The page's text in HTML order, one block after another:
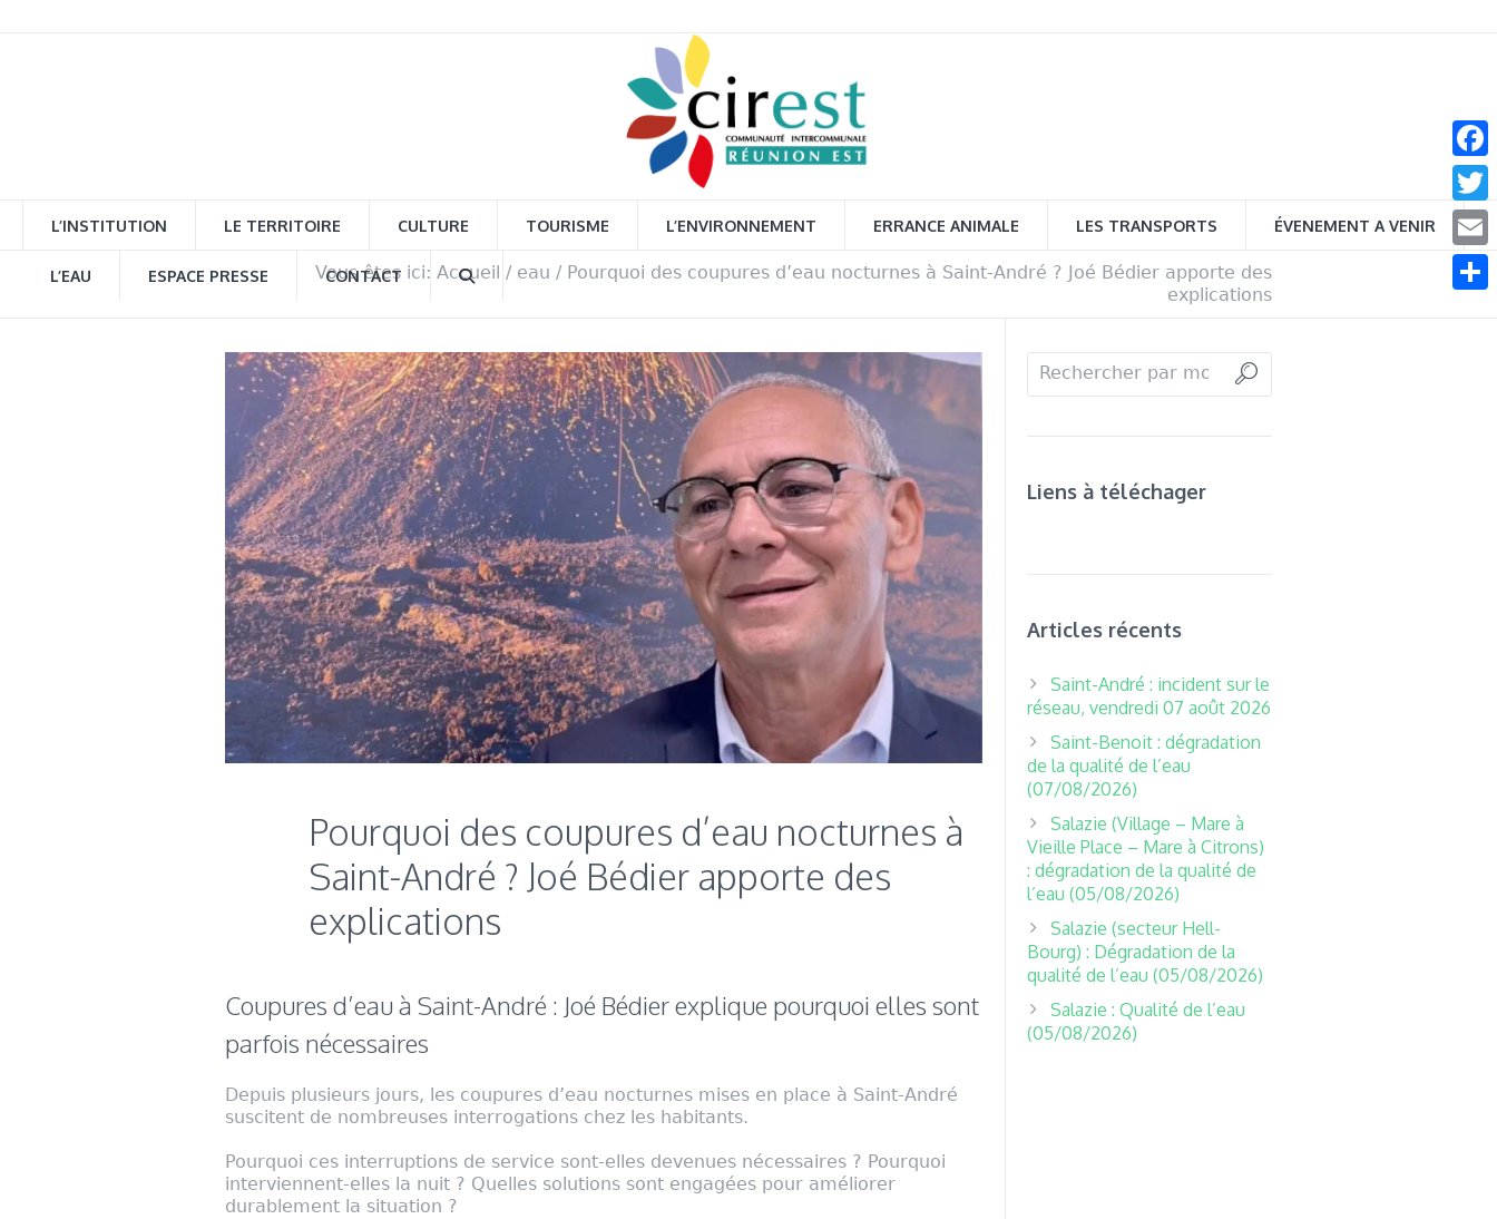
L’INSTITUTION LE TERRITOIRE CULTURE TOURISME L’ENVIRONNEMENT ERRANCE ANIMALE LES TRANSPORTS ÉVENEMENT A VENIR
L’EAU ESPACE PRESSE CONTACT
Vous êtes ici: Accueil / eau / Pourquoi des coupures d’eau nocturnes à Saint-André ? Joé Bédier apporte des
explications
Pourquoi des coupures d’eau nocturnes à
Saint-André ? Joé Bédier apporte des
explications
Coupures d’eau à Saint-André : Joé Bédier explique pourquoi elles sont
parfois nécessaires
Depuis plusieurs jours, les coupures d’eau nocturnes mises en place à Saint-André
suscitent de nombreuses interrogations chez les habitants.
Pourquoi ces interruptions de service sont-elles devenues nécessaires ? Pourquoi
interviennent-elles la nuit ? Quelles solutions sont engagées pour améliorer
durablement la situation ?
Liens à téléchager
Articles récents
Saint-André : incident sur le
réseau, vendredi 07 août 2026
Saint-Benoit : dégradation
de la qualité de l’eau
(07/08/2026)
Salazie (Village – Mare à
Vieille Place – Mare à Citrons)
: dégradation de la qualité de
l’eau (05/08/2026)
Salazie (secteur Hell-
Bourg) : Dégradation de la
qualité de l’eau (05/08/2026)
Salazie : Qualité de l’eau
(05/08/2026)
Email